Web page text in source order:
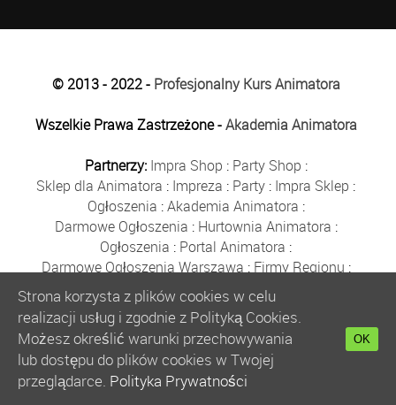
© 2013 - 2022 - Profesjonalny Kurs Animatora
Wszelkie Prawa Zastrzeżone -Akademia Animatora
Partnerzy: Impra Shop : Party Shop :
Sklep dla Animatora : Impreza : Party : Impra Sklep :
Ogłoszenia :Akademia Animatora :
Darmowe Ogłoszenia : Hurtownia Animatora :
Ogłoszenia : Portal Animatora :
Darmowe Ogłoszenia Warszawa : Firmy Regionu :
Płyn do Baniek:Solidne Firmy Ogłoszenia
Kurs Animatora:Solidna Firma:Bezpłatne Ogłoszenia
Animator Czasu Wolnego:
Bezpłatne Ogłoszenia Warszawa:sklep animatora:
Bańki Mydlane:Bezpłatne Ogłoszenia
Szkolenie Animatorów:Kurs Animatora
Strona korzysta z plików cookies w celu
realizacji usług i zgodnie z Polityką Cookies.
Możesz określić warunki przechowywania
lub dostępu do plików cookies w Twojej
przeglądarce. Polityka Prywatności
OK